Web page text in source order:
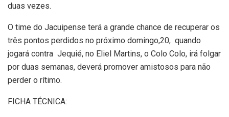
duas vezes.
O time do Jacuipense terá a grande chance de recuperar os
três pontos perdidos no próximo domingo,20, quando
jogará contra Jequié, no Eliel Martins, o Colo Colo, irá folgar
por duas semanas, deverá promover amistosos para não
perder o rítimo.
FICHA TÉCNICA: